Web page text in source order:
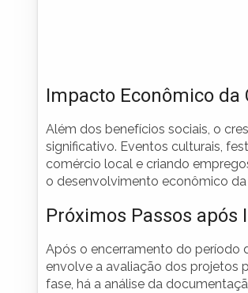
Impacto Econômico da
Além dos benefícios sociais, o
significativo. Eventos culturais,
comércio local e criando
o desenvolvimento econômico da
Próximos Passos após
Após o encerramento do período
envolve a avaliação dos projetos
fase, há a análise da